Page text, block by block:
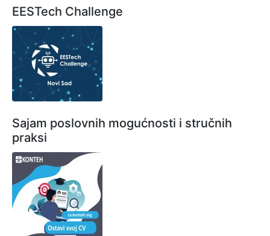
EESTech Challenge
Sajam poslovnih mogućnosti i stručnih
praksi